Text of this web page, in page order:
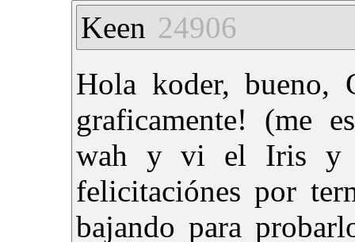
Keen 24906
Hola koder, bueno,
graficamente! (me
wah y vi el Iris y
felicitaciónes por
bajando para